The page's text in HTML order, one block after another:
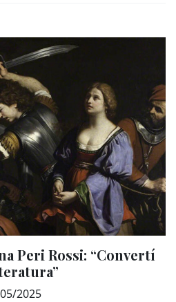
Peri Rossi: “Convertí
2025